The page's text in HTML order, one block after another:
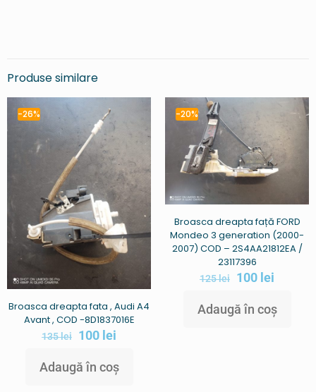
Produse similare
-26%
Broasca dreapta fata , Audi A4
Avant , COD -8D1837016E
135lei 100 lei
Adaugă în coș
-20%
Broasca dreapta față FORD
Mondeo 3 generation (2000-
2007) COD – 2S4AA21812EA /
23117396
125lei 100 lei
Adaugă în coș